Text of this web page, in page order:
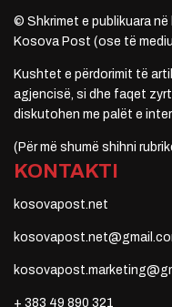
© Shkrimet e publikuara
Kosova Post (ose të
Kushtet e përdorimit të
agjencisë, si dhe faqet
diskutohen me palët e
(Për më shumë shihni
KONTAKTI
kosovapost.net
+ 383 49 890 321